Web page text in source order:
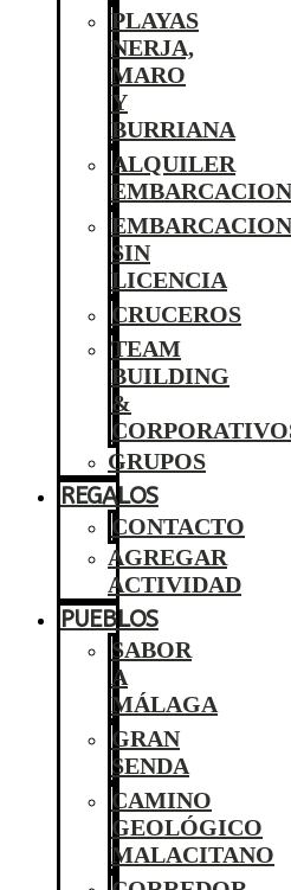
PLAYAS
NERJA,
MARO
Y
BURRIANA
ALQUILER
SIN
LICENCIA
CRUCEROS
TEAM
BUILDING
&
GRUPOS
REGALOS
CONTACTO
AGREGAR
ACTIVIDAD
PUEBLOS
SABOR
A
MÁLAGA
GRAN
SENDA
CAMINO
GEOLÓGICO
MALACITANO